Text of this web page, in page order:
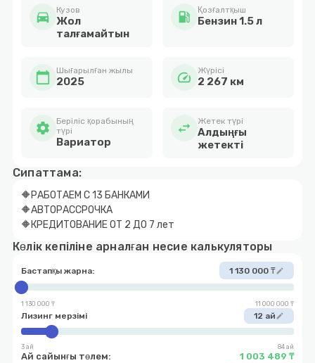
directions_car Кузов
Жол
талғамайтын
local_gas_station Қозғалтқыш
Бензин 1.5 л
calendar_today Шығарылған жылы
2025 speed Жүрісі
2 267 км
settings
Беріліс қорабының
түрі
Вариатор
swap_horiz Жетек түрі
Алдыңғы
жетекті
Сипаттама:
🔶РАБОТАЕМ С 13 БАНКАМИ
🔶АВТОРАССРОЧКА
🔶КРЕДИТОВАНИЕ ОТ 2 ДО 7 лет
Көлік кепіліне арналған несие калькуляторы
Бастапқы жарна: 1 130 000 ₸edit
1 130 000 ₸ 11 000 000 ₸
Лизинг мерзімі 12 айedit
3 ай 84 ай
Ай сайынғы төлем: 1 003 489 ₸